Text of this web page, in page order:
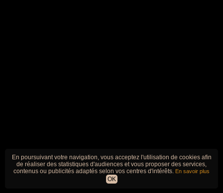
En poursuivant votre navigation, vous acceptez l'utilisation de cookies afin
de réaliser des statistiques d'audiences et vous proposer des services,
contenus ou publicités adaptés selon vos centres d'intérêts. En savoir plus
OK